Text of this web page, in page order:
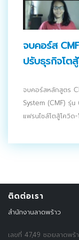
บริการของเรา
ประชาสัมพันธ์ผ่า
ผลงานของเรา
พัฒนาผลิตภัณฑ์
หน้าแรก
อบรมสัมมนาออฟไ
จบคอร์ส
ปรับธุรกิจโต
จบคอร์สหลักสูตร
System (CMF) รุ่
แฟรนไชส์โตสู้โควิด-
ติดต่อเรา
สำนักงานลาดพร้าว
เลขที่ 47,49 ซอยลาดพร้